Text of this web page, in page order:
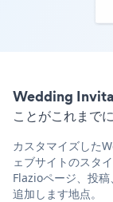
Wedding
ことがこれまで
カスタマイズした
ェブサイトのスタ
Flazioページ、投
追加します地点。